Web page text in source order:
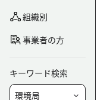
組織別
事業者の方
キーワード検索